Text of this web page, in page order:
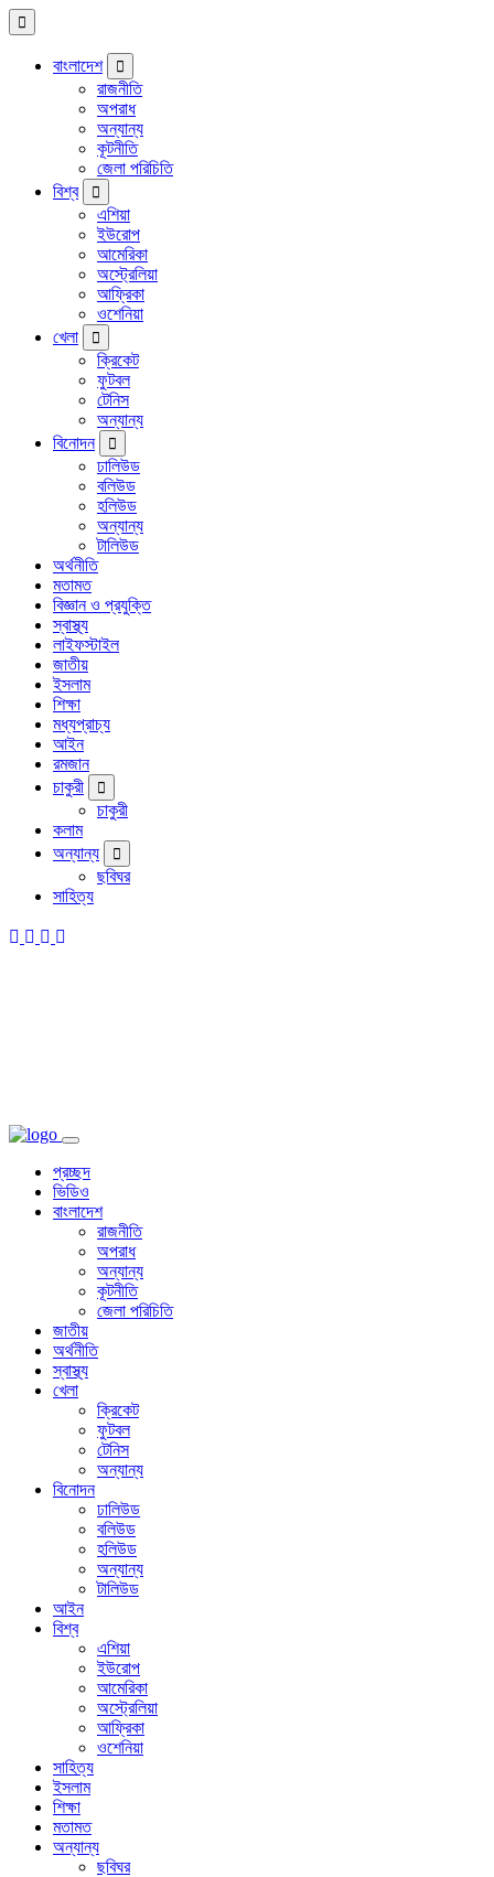
বাংলাদেশ
রাজনীতি
অপরাধ
অন্যান্য
কূটনীতি
জেলা পরিচিতি
বিশ্ব
এশিয়া
ইউরোপ
আমেরিকা
অস্ট্রেলিয়া
আফ্রিকা
ওশেনিয়া
খেলা
ক্রিকেট
ফুটবল
টেনিস
অন্যান্য
বিনোদন
ঢালিউড
বলিউড
হলিউড
অন্যান্য
টালিউড
অর্থনীতি
মতামত
বিজ্ঞান ও প্রযুক্তি
স্বাস্থ্য
লাইফস্টাইল
জাতীয়
ইসলাম
শিক্ষা
মধ্যপ্রাচ্য
আইন
রমজান
চাকুরী
চাকুরী
কলাম
অন্যান্য
ছবিঘর
সাহিত্য
প্রচ্ছদ
ভিডিও
বাংলাদেশ
রাজনীতি
অপরাধ
অন্যান্য
কূটনীতি
জেলা পরিচিতি
জাতীয়
অর্থনীতি
স্বাস্থ্য
খেলা
ক্রিকেট
ফুটবল
টেনিস
অন্যান্য
বিনোদন
ঢালিউড
বলিউড
হলিউড
অন্যান্য
টালিউড
আইন
বিশ্ব
এশিয়া
ইউরোপ
আমেরিকা
অস্ট্রেলিয়া
আফ্রিকা
ওশেনিয়া
সাহিত্য
ইসলাম
শিক্ষা
মতামত
অন্যান্য
ছবিঘর